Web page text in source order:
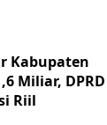
Kabupaten
Miliar, DPRD
Riil